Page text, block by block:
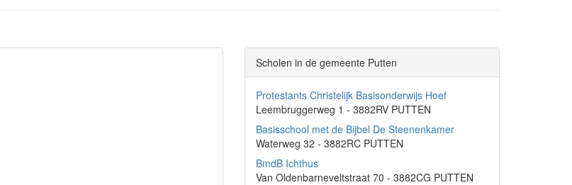
Scholen in de gemeente Putten
Protestants Christelijk Basisonderwijs Hoef
Leembruggerweg 1 - 3882RV PUTTEN
Basisschool met de Bijbel De Steenenkamer
Waterweg 32 - 3882RC PUTTEN
BmdB Ichthus
Van Oldenbarneveltstraat 70 - 3882CG PUTTEN